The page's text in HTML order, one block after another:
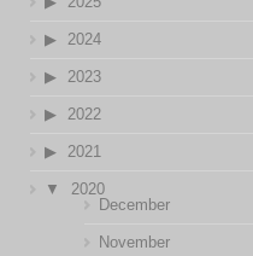
2024
2023
2022
2021
2020
December
November